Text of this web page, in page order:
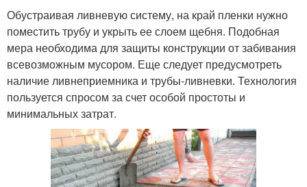
Обустраивая ливневую систему, на край пленки нужно
поместить трубу и укрыть ее слоем щебня. Подобная
мера необходима для защиты конструкции от забивания
всевозможным мусором. Еще следует предусмотреть
наличие ливнеприемника и трубы-ливневки. Технология
пользуется спросом за счет особой простоты и
минимальных затрат.